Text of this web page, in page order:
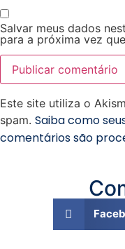
Salvar meus dados
para a próxima vez
Este site utiliza o
spam. Saiba como
comentários são